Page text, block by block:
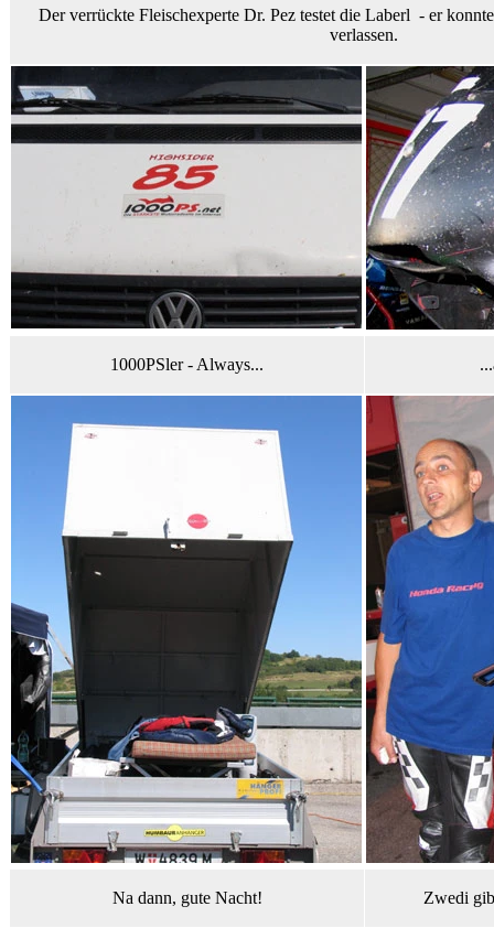
Der verrückte Fleischexperte Dr. Pez testet die Laberl - er
verlassen.
1000PSler - Always...
Na dann, gute Nacht! Zwedi